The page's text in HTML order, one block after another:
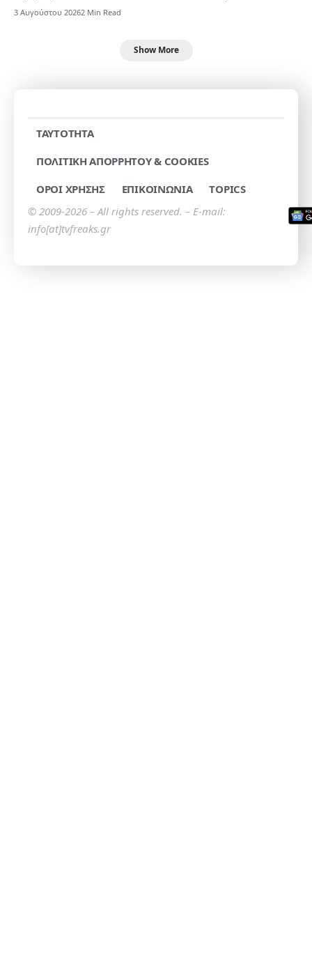
3 Αυγούστου 20262 Min Read
Show More
TAYTOTHTA
ΠΟΛΙΤΙΚΗ ΑΠΟΡΡΗΤΟΥ & COOKIES
ΟΡΟΙ ΧΡΗΣΗΣ
ΕΠΙΚΟΙΝΩΝΙΑ
TOPICS
© 2009-2026 – All rights reserved. – E-mail:
info[at]tvfreaks.gr